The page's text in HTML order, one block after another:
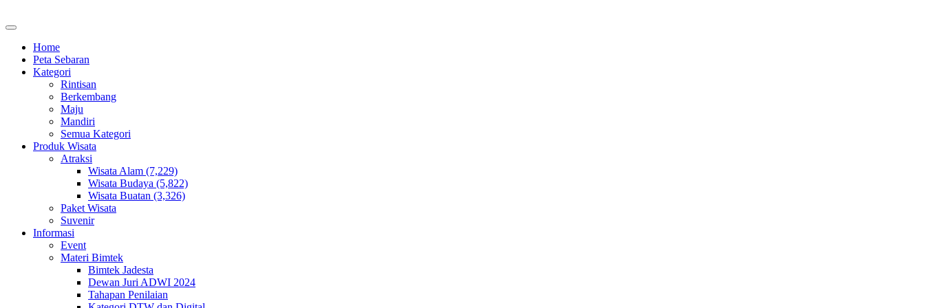
Home
Peta Sebaran
Kategori
Rintisan
Berkembang
Maju
Mandiri
Semua Kategori
Produk Wisata
Atraksi
Wisata Alam (7,229)
Wisata Budaya (5,822)
Wisata Buatan (3,326)
Paket Wisata
Suvenir
Informasi
Event
Materi Bimtek
Bimtek Jadesta
Dewan Juri ADWI 2024
Tahapan Penilaian